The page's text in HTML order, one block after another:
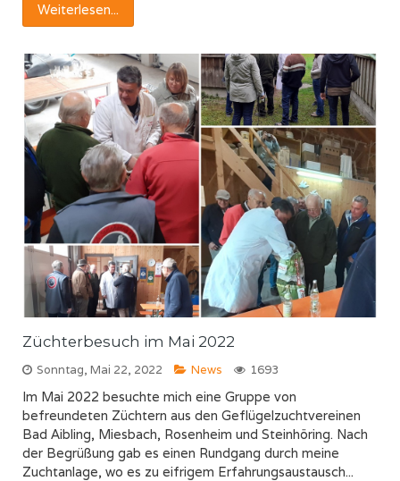
Weiterlesen...
Züchterbesuch im Mai 2022
Sonntag, Mai 22, 2022 News 1693
Im Mai 2022 besuchte mich eine Gruppe von
befreundeten Züchtern aus den Geflügelzuchtvereinen
Bad Aibling, Miesbach, Rosenheim und Steinhöring. Nach
der Begrüßung gab es einen Rundgang durch meine
Zuchtanlage, wo es zu eifrigem Erfahrungsaustausch...